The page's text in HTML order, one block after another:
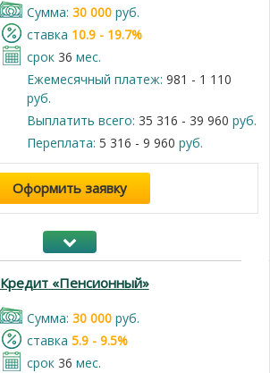
Cумма: 30 000руб.
cтавка 10.9 - 19.7%
срок 36 мес.
Ежемесячный платеж: 981 - 1 110
руб.
Выплатить всего: 35 316 - 39 960 руб.
Переплата: 5 316 - 9 960 руб.
Оформить заявку
Кредит «Пенсионный»
Cумма: 30 000руб.
cтавка 5.9 - 9.5%
срок 36 мес.